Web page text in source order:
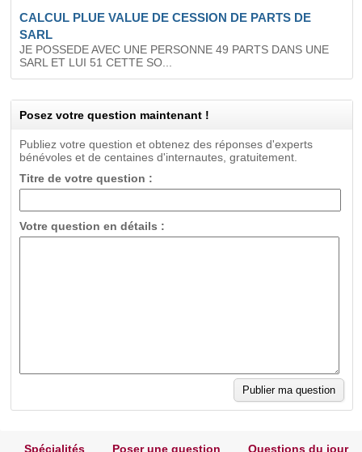
CALCUL PLUE VALUE DE CESSION DE PARTS DE
SARL
JE POSSEDE AVEC UNE PERSONNE 49 PARTS DANS UNE
SARL ET LUI 51 CETTE SO...
Posez votre question maintenant !
Publiez votre question et obtenez des réponses d'experts
bénévoles et de centaines d'internautes, gratuitement.
Titre de votre question :
Votre question en détails :
Spécialités Poser une question Questions du jour